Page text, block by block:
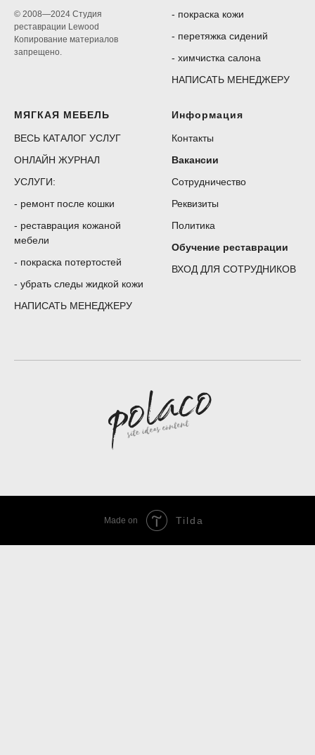
© 2008—2024 Студия
реставрации Lewood
Копирование материалов
запрещено.
- покраска кожи
- перетяжка сидений
- химчистка салона
НАПИСАТЬ МЕНЕДЖЕРУ
МЯГКАЯ МЕБЕЛЬ
ВЕСЬ КАТАЛОГ УСЛУГ
ОНЛАЙН ЖУРНАЛ
УСЛУГИ:
- ремонт после кошки
- реставрация кожаной
мебели
- покраска потертостей
- убрать следы жидкой кожи
НАПИСАТЬ МЕНЕДЖЕРУ
Информация
Контакты
Вакансии
Сотрудничество
Реквизиты
Политика
Обучение реставрации
ВХОД ДЛЯ СОТРУДНИКОВ
Made on Tilda